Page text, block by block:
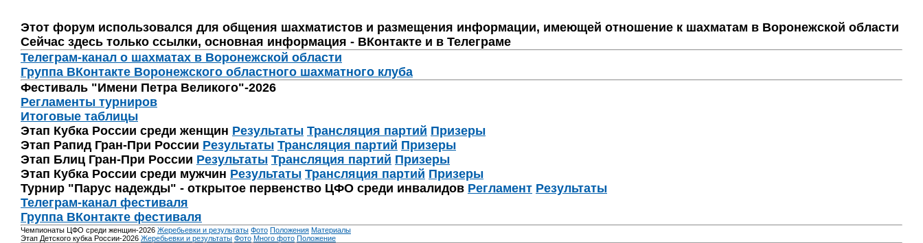
Этот форум использовался для общения шахматистов и размещения информации, имеющей отношение к шахматам в Воронежской области
Сейчас здесь только ссылки, основная информация - ВКонтакте и в Телеграме
Телеграм-канал о шахматах в Воронежской области
Группа ВКонтакте Воронежского областного шахматного клуба
Фестиваль "Имени Петра Великого"-2026
Регламенты турниров
Итоговые таблицы
Этап Кубка России среди женщин Результаты Трансляция партий Призеры
Этап Рапид Гран-При России Результаты Трансляция партий Призеры
Этап Блиц Гран-При России Результаты Трансляция партий Призеры
Этап Кубка России среди мужчин Результаты Трансляция партий Призеры
Турнир "Парус надежды" - открытое первенство ЦФО среди инвалидов Регламент Результаты
Телеграм-канал фестиваля
Группа ВКонтакте фестиваля
Чемпионаты ЦФО среди женщин-2026 Жеребьевки и результаты Фото Положения Материалы
Этап Детского кубка России-2026 Жеребьевки и результаты Фото Много фото Положение